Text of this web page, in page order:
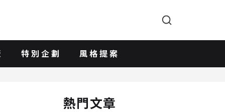
特別企劃 風格提案
熱門文章